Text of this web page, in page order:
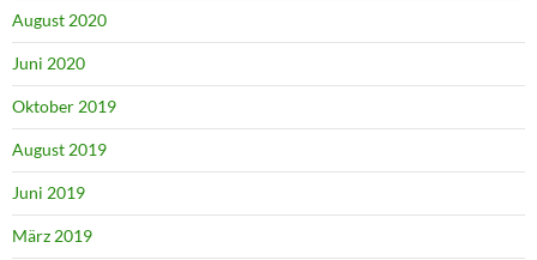
August 2020
Juni 2020
Oktober 2019
August 2019
Juni 2019
März 2019